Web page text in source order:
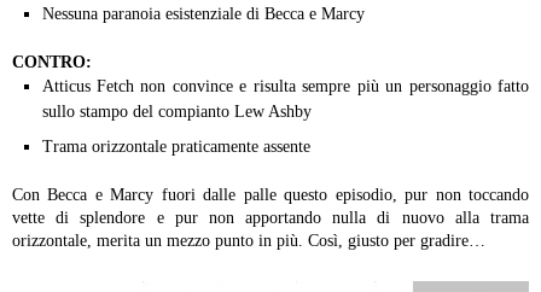
Nessuna paranoia esistenziale di Becca e Marcy
CONTRO:
Atticus Fetch non convince e risulta sempre più un personaggio fatto
sullo stampo del compianto Lew Ashby
Trama orizzontale praticamente assente
Con Becca e Marcy fuori dalle palle questo episodio, pur non toccando
vette di splendore e pur non apportando nulla di nuovo alla trama
orizzontale, merita un mezzo punto in più. Così, giusto per gradire…